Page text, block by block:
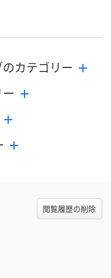
カゴへ
カテゴリー
閲覧履歴の削除